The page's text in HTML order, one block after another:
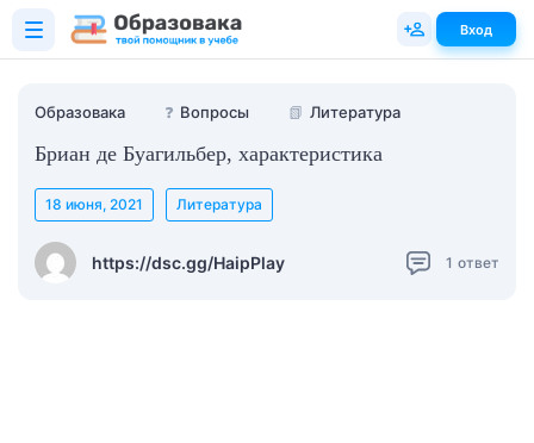
Образовака ❓ Вопросы 📗 Литература
Бриан де Буагильбер, характеристика
https://dsc.gg/HaipPlay
18 июня, 2021 Литература
1 ответ
Вход